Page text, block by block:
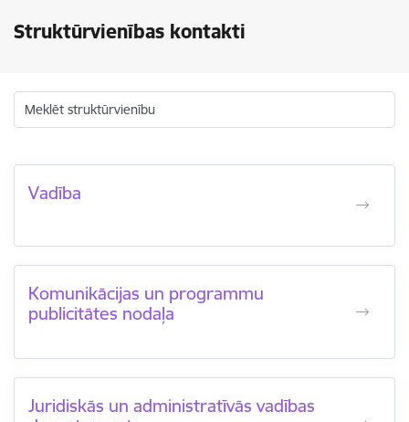
Struktūrvienības kontakti
Meklēt struktūrvienību
Vadība
Komunikācijas un programmu
publicitātes nodaļa
Juridiskās un administratīvās vadības